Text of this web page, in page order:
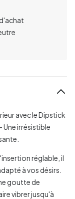
avec le Dipstick
Une irrésistible
réglable, il
à vos désirs.
goutte de
vibrer jusqu'à